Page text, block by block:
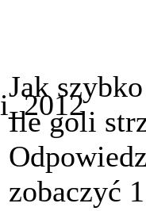
Jak
Ile goli
zobaczyć